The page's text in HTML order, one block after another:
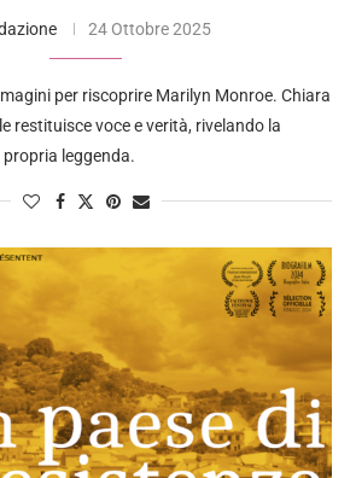
24 Ottobre 2025
per riscoprire Marilyn Monroe. Chiara
restituisce voce e verità, rivelando la
leggenda.